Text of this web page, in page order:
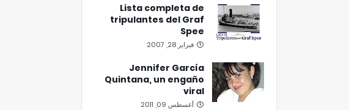
Lista completa de
tripulantes del Graf
Spee
فبراير 28, 2007
Jennifer García
Quintana, un engaño
viral
أغسطس 09, 2011